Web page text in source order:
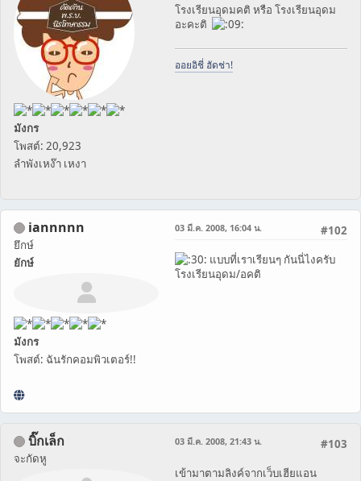
มังกร
โพสต์: 20,923
ลำพังเหง๊า เหงา
โรงเรียนอุดมคติ หรือ โรงเรียนอุดม
อะคะติ
ออยอิชี่ ฮัดช่า!
iannnnn
ยึกษ์
ยักษ์
มังกร
โพสต์: ฉันรักคอมพิวเตอร์!!
#102
03 มี.ค. 2008, 16:04 น.
แบบที่เราเรียนๆ กันนี่ไงครับ
โรงเรียนอุดม/อคติ
บิ๊กเล็ก
จะกัดหู
#103
03 มี.ค. 2008, 21:43 น.
เข้ามาตามลิงค์จากเว็บเฮียแอน